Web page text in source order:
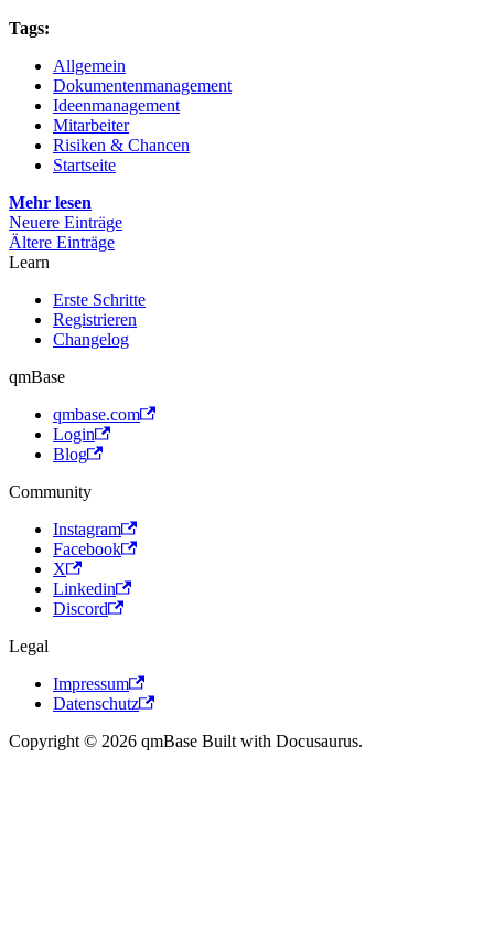
Tags:
Allgemein
Dokumentenmanagement
Ideenmanagement
Mitarbeiter
Risiken & Chancen
Startseite
Mehr lesen
Neuere Einträge
Ältere Einträge
Learn
Erste Schritte
Registrieren
Changelog
qmBase
qmbase.com
Login
Blog
Community
Instagram
Facebook
X
Linkedin
Discord
Legal
Impressum
Datenschutz
Copyright © 2026 qmBase Built with Docusaurus.